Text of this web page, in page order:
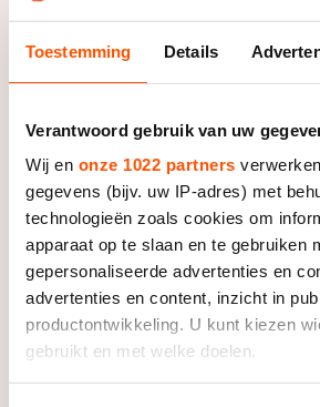
Toestemming Details
Verantwoord gebruik van uw
Wij en onze 1022 partners
gegevens (bijv. uw IP-adres) met
technologieën zoals cookies om
apparaat op te slaan en te gebruiken
gepersonaliseerde advertenties en
advertenties en content, inzicht in
productontwikkeling. U kunt kiezen
gebruikt en met welke doelen.
Back on the ice! In Duinkerken
voorbije twee weken met haar coach
Toch zal het heengaan van haar
geweest de net ingeslagen weg
herhaalt de zin dat ‘je soms niet
je brengt’ niet voor niets een paar
In oktober 2023 – volgens haar na
selectiewedstrijd in den Bosch –
parkeerplaats na met coach
plotseling: ‘Buiten het feit dat ik